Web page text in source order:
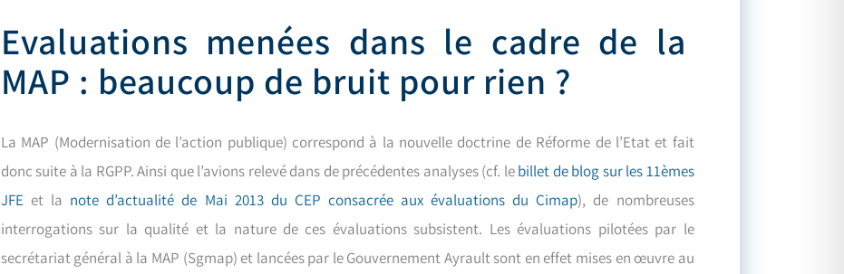
Evaluations menées dans le cadre de la
MAP : beaucoup de bruit pour rien ?
La MAP (Modernisation de l’action publique) correspond à la nouvelle doctrine de Réforme de l’Etat et fait
donc suite à la RGPP. Ainsi que l’avions relevé dans de précédentes analyses (cf. lebillet de blog sur les 11èmes
JFE et la note d’actualité de Mai 2013 du CEP consacrée aux évaluations du Cimap), de nombreuses
interrogations sur la qualité et la nature de ces évaluations subsistent. Les évaluations pilotées par le
secrétariat général à la MAP (Sgmap) et lancées par le Gouvernement Ayrault sont en effet mises en œuvre au